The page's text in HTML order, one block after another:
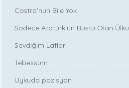
Castro'nun Bile Yok
Sadece Atatürk'ün Büstü Olan Ülkü
Sevdiğim Laflar
Tebessüm
Uykuda pozisyon